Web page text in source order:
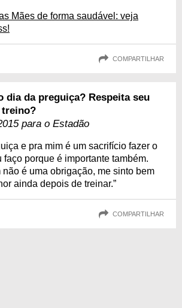
Mães de forma saudável: veja
COMPARTILHAR
dia da preguiça? Respeita seu
para o Estadão
e pra mim é um sacrifício fazer o
faço porque é importante também.
não é uma obrigação, me sinto bem
ainda depois de treinar.”
COMPARTILHAR